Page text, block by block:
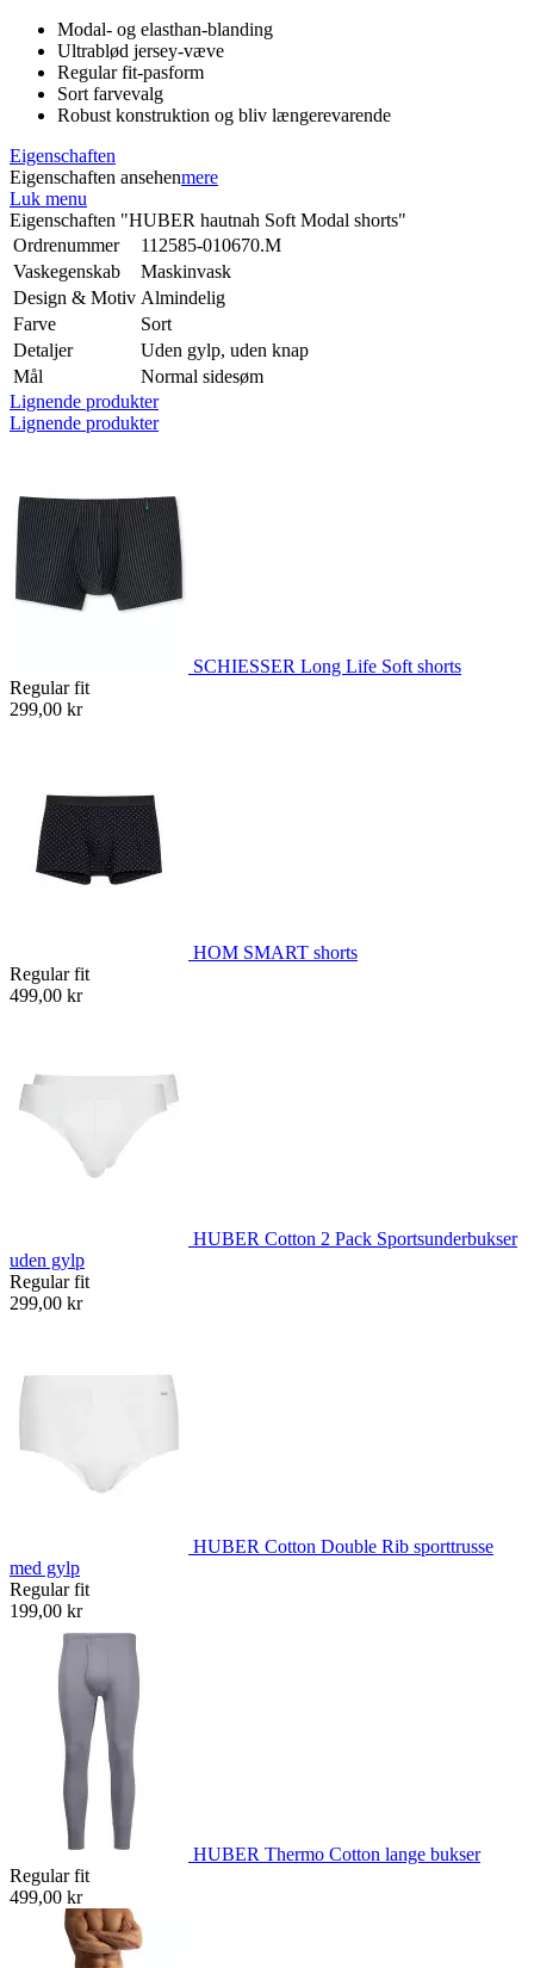
Modal- og elasthan-blanding
Ultrablød jersey-væve
Regular fit-pasform
Sort farvevalg
Robust konstruktion og bliv længerevarende
Eigenschaften
Eigenschaften ansehenmere
Luk menu
Eigenschaften "HUBER hautnah Soft Modal shorts"
Ordrenummer
112585-010670.M
Vaskegenskab
Maskinvask
Design & Motiv Almindelig
Farve
Sort
Detaljer
Uden gylp, uden knap
Mål
Normal sidesøm
Lignende produkter
Lignende produkter
SCHIESSER Long Life Soft shorts
Regular fit
299,00 kr
HOM SMART shorts
Regular fit
499,00 kr
HUBER Cotton 2 Pack Sportsunderbukser
uden gylp
Regular fit
299,00 kr
HUBER Cotton Double Rib sporttrusse
med gylp
Regular fit
199,00 kr
HUBER Thermo Cotton lange bukser
Regular fit
499,00 kr